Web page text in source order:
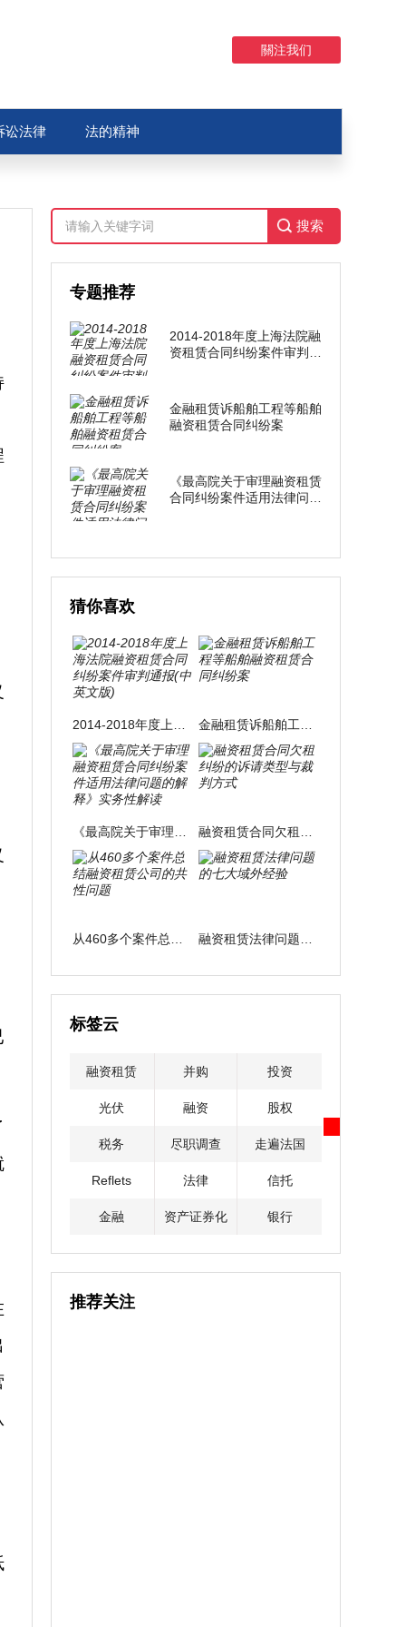
關注我们
讼法律 法的精神
专题推荐
2014-2018年度上海法院融
资租赁合同纠纷案件审判通
金融租赁诉船舶工程等船舶
融资租赁合同纠纷案
《最高院关于审理融资租赁
合同纠纷案件适用法律问题
猜你喜欢
标签云
融资租赁 并购 投资
光伏 融资 股权
税务 尽职调查 走遍法国
Reflets 法律 信托
金融 资产证券化 银行
推荐关注